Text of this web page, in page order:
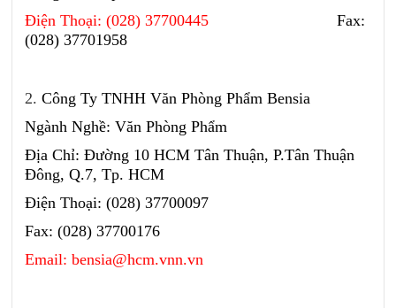
Điện Thoại: (028) 37700445 Fax:
(028) 37701958
2.Công Ty TNHH Văn Phòng Phẩm Bensia
Ngành Nghề: Văn Phòng Phẩm
Địa Chỉ: Đường 10 HCM Tân Thuận, P.Tân Thuận
Đông, Q.7, Tp. HCM
Điện Thoại: (028) 37700097
Fax: (028) 37700176
Email: bensia@hcm.vnn.vn